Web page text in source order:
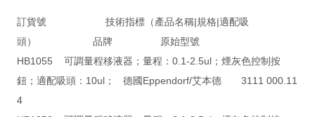
訂貨號 技術指標（產品名稱|規格|適配吸
頭） 品牌 原始型號
HB1055 可調量程移液器；量程：0.1-2.5ul；煙灰色控制按
鈕；適配吸頭：10ul； 德國Eppendorf/艾本德 3111 000.11
4